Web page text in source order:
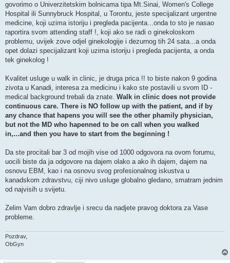
govorimo o Univerzitetskim bolnicama tipa Mt.Sinai, Women's College
Hospital ili Sunnybruck Hospital, u Torontu, jeste specijalizant urgentne
medicine, koji uzima istoriju i pregleda pacijenta...onda to sto je nasao
raportira svom attending staff !, koji ako se radi o ginekoloskom
problemu, uvijek zove odjel ginekologije i dezurnog tih 24 sata...a onda
opet dolazi specijalizant koji uzima istoriju i pregleda pacijenta, a onda
tek ginekolog !
Kvalitet usluge u walk in clinic, je druga prica !! to biste nakon 9 godina
zivota u Kanadi, interesa za medicinu i kako ste postavili u svom ID -
medical background trebali da znate. Walk in clinic does not provide
continuous care. There is NO follow up with the patient, and if by
any chance that hapens you will see the other phamily physician,
but not the MD who hapenned to be on call when you walked
in,...and then you have to start from the beginning !
Da ste procitali bar 3 od mojih vise od 1000 odgovora na ovom forumu,
uocili biste da ja odgovore na dajem olako a ako ih dajem, dajem na
osnovu EBM, kao i na osnovu svog profesionalnog iskustva u
kanadskom zdravstvu, ciji nivo usluge globalno gledano, smatram jednim
od najvisih u svijetu.
Zelim Vam dobro zdravlje i srecu da nadjete pravog doktora za Vase
probleme.
Pozdrav,
ObGyn